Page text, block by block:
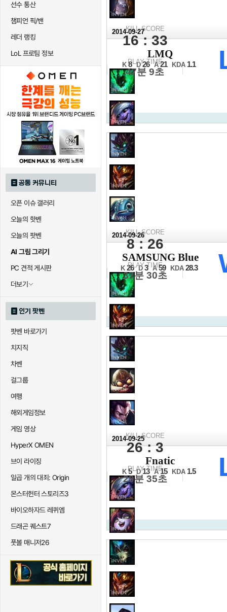
선수 통산
챔피언 픽/밴
레더 랭킹
LoL 프로팀 정보
공통 커뮤니티
오픈 이슈 갤러리
오늘의 핫벤
오늘의 팟벤
AI 그림 그리기
PC 견적 게시판
더보기
인기 팟벤
팟벤 바로가기
치지직
차벤
걸그룹
여행
해외게임정보
게임 영상
HyperX OMEN
브이 라이징
일곱 개의 대죄: Origin
몬스터헌터 스토리즈3
바이오하자드 레퀴엠
드래곤 퀘스트7
풋볼 매니저26
KILL SCORE
16 : 33
PLAY TIME
47분 9초
2014-09-27
16강 C조 8경기
LMQ
K 8 D 26 A 21 KDA 1.1
KILL SCORE
8 : 26
PLAY TIME
37분 30초
2014-09-26
16강 C조 6경기
SAMSUNG Blue
K 26 D 3 A 59 KDA 28.3
KILL SCORE
26 : 3
PLAY TIME
29분 35초
2014-09-25
16강 C조 3경기
Fnatic
K 5 D 13 A 15 KDA 1.5